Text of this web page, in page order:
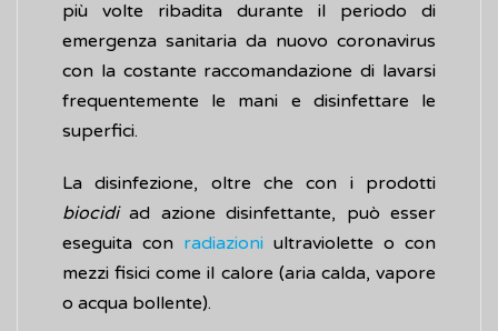
più volte ribadita durante il periodo di
emergenza sanitaria da nuovo coronavirus
con la costante raccomandazione di lavarsi
frequentemente le mani e disinfettare le
superfici.
La disinfezione, oltre che con i prodotti
biocidiad azione disinfettante, può esser
eseguita con radiazioni ultraviolette o con
mezzi fisici come il calore (aria calda, vapore
o acqua bollente).